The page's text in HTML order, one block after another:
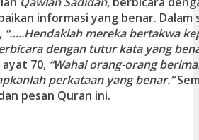
informasi yang benar. Dalam
“…..Hendaklah mereka bertakwa
dengan tutur kata yang
70, “Wahai orang-orang
perkataan yang benar.”
pesan Quran ini.